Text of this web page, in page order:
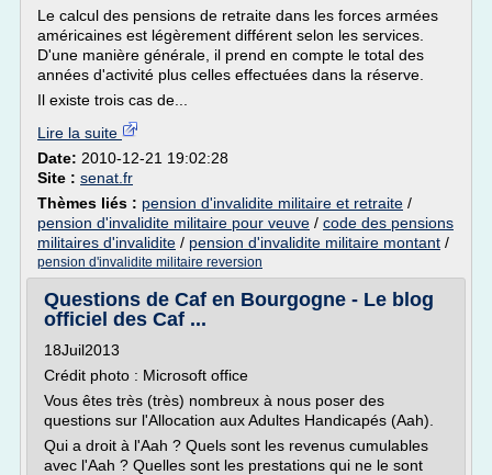
Le calcul des pensions de retraite dans les forces armées
américaines est légèrement différent selon les services.
D'une manière générale, il prend en compte le total des
années d'activité plus celles effectuées dans la réserve.
Il existe trois cas de...
Lire la suite
Date: 2010-12-21 19:02:28
Site : senat.fr
Thèmes liés : pension d'invalidite militaire et retraite /
pension d'invalidite militaire pour veuve / code des pensions
militaires d'invalidite / pension d'invalidite militaire montant /
pension d'invalidite militaire reversion
Questions de Caf en Bourgogne - Le blog
officiel des Caf ...
18Juil2013
Crédit photo : Microsoft office
Vous êtes très (très) nombreux à nous poser des
questions sur l'Allocation aux Adultes Handicapés (Aah).
Qui a droit à l'Aah ? Quels sont les revenus cumulables
avec l'Aah ? Quelles sont les prestations qui ne le sont